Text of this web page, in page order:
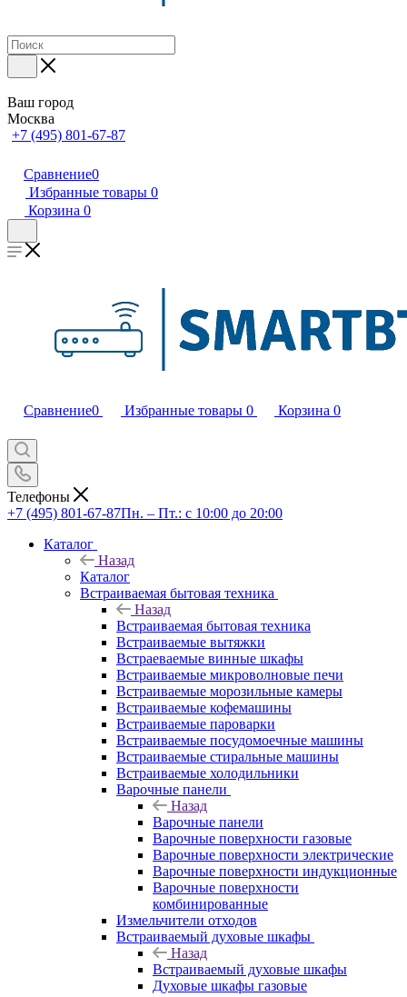
Ваш город
Москва
+7 (495) 801-67-87
Сравнение0
Избранные товары 0
Корзина 0
Сравнение0 Избранные товары 0 Корзина 0
Телефоны
+7 (495) 801-67-87Пн. – Пт.: с 10:00 до 20:00
Каталог
Назад
Каталог
Встраиваемая бытовая техника
Назад
Встраиваемая бытовая техника
Встраиваемые вытяжки
Встраеваемые винные шкафы
Встраиваемые микроволновые печи
Встраиваемые морозильные камеры
Встраиваемые кофемашины
Встраиваемые пароварки
Встраиваемые посудомоечные машины
Встраиваемые стиральные машины
Встраиваемые холодильники
Варочные панели
Назад
Варочные панели
Варочные поверхности газовые
Варочные поверхности электрические
Варочные поверхности индукционные
Варочные поверхности
комбинированные
Измельчители отходов
Встраиваемый духовые шкафы
Назад
Встраиваемый духовые шкафы
Духовые шкафы газовые